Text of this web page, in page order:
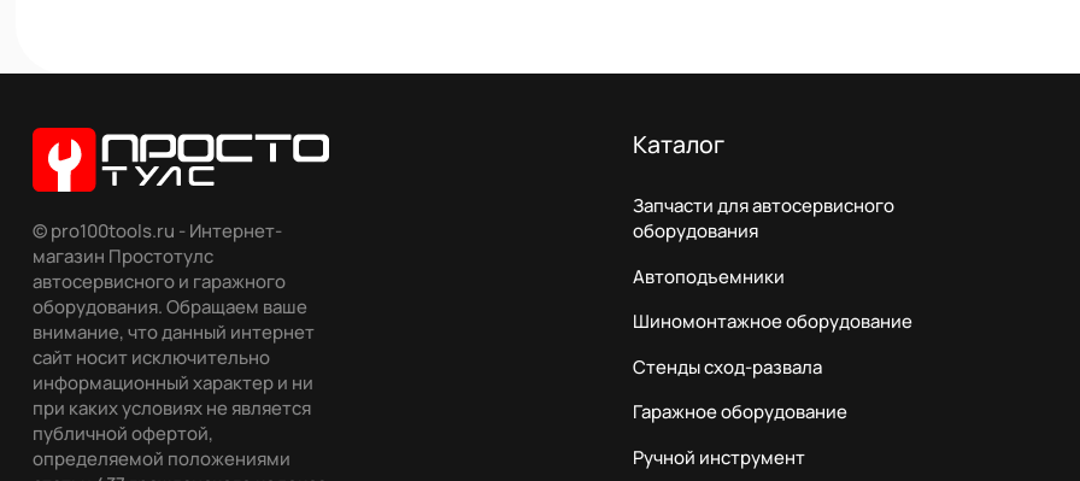
© pro100tools.ru - Интернет-
магазин Простотулс
автосервисного и гаражного
оборудования. Обращаем ваше
внимание, что данный интернет
сайт носит исключительно
информационный характер и ни
при каких условиях не является
публичной офертой,
определяемой положениями
Каталог
Запчасти для автосервисного
оборудования
Автоподъемники
Шиномонтажное оборудование
Стенды сход-развала
Гаражное оборудование
Ручной инструмент